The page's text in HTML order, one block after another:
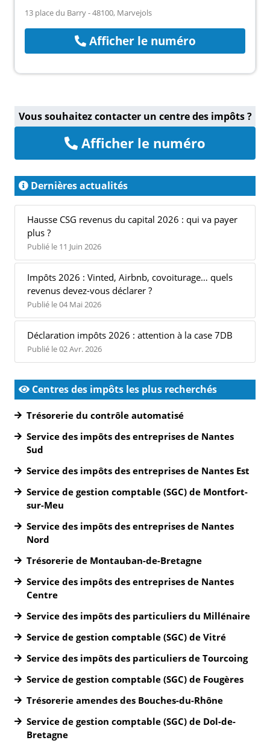
13 place du Barry - 48100, Marvejols
Afficher le numéro
Vous souhaitez contacter un centre des impôts ?
Afficher le numéro
Dernières actualités
Hausse CSG revenus du capital 2026 : qui va payer
plus ?
Publié le 11 Juin 2026
Impôts 2026 : Vinted, Airbnb, covoiturage… quels
revenus devez-vous déclarer ?
Publié le 04 Mai 2026
Déclaration impôts 2026 : attention à la case 7DB
Publié le 02 Avr. 2026
Centres des impôts les plus recherchés
Trésorerie du contrôle automatisé
Service des impôts des entreprises de Nantes
Sud
Service des impôts des entreprises de Nantes Est
Service de gestion comptable (SGC) de Montfort-
sur-Meu
Service des impôts des entreprises de Nantes
Nord
Trésorerie de Montauban-de-Bretagne
Service des impôts des entreprises de Nantes
Centre
Service des impôts des particuliers du Millénaire
Service de gestion comptable (SGC) de Vitré
Service des impôts des particuliers de Tourcoing
Service de gestion comptable (SGC) de Fougères
Trésorerie amendes des Bouches-du-Rhône
Service de gestion comptable (SGC) de Dol-de-
Bretagne